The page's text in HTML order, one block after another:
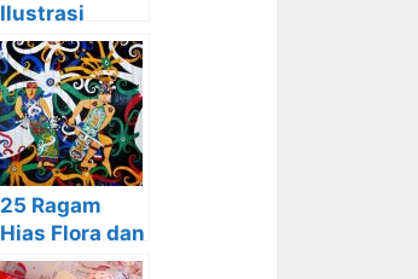
Ilustrasi
Pemandanga
n, Hewan,
Buah,
Manusia,
Karikatur
25 Ragam
Hias Flora dan
Fauna, Jenis,